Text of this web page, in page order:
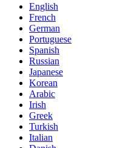
English
French
German
Portuguese
Spanish
Russian
Japanese
Korean
Arabic
Irish
Greek
Turkish
Italian